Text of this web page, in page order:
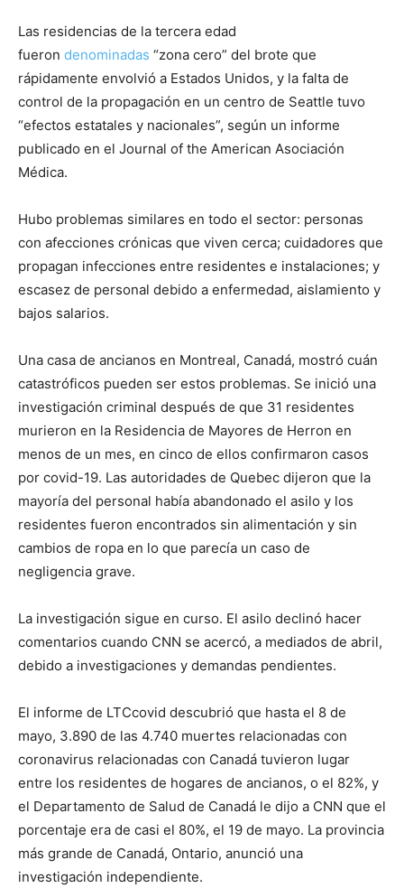
Las residencias de la tercera edad
fueron denominadas “zona cero” del brote que
rápidamente envolvió a Estados Unidos, y la falta de
control de la propagación en un centro de Seattle tuvo
“efectos estatales y nacionales”, según un informe
publicado en el Journal of the American Asociación
Médica.
Hubo problemas similares en todo el sector: personas
con afecciones crónicas que viven cerca; cuidadores que
propagan infecciones entre residentes e instalaciones; y
escasez de personal debido a enfermedad, aislamiento y
bajos salarios.
Una casa de ancianos en Montreal, Canadá, mostró cuán
catastróficos pueden ser estos problemas. Se inició una
investigación criminal después de que 31 residentes
murieron en la Residencia de Mayores de Herron en
menos de un mes, en cinco de ellos confirmaron casos
por covid-19. Las autoridades de Quebec dijeron que la
mayoría del personal había abandonado el asilo y los
residentes fueron encontrados sin alimentación y sin
cambios de ropa en lo que parecía un caso de
negligencia grave.
La investigación sigue en curso. El asilo declinó hacer
comentarios cuando CNN se acercó, a mediados de abril,
debido a investigaciones y demandas pendientes.
El informe de LTCcovid descubrió que hasta el 8 de
mayo, 3.890 de las 4.740 muertes relacionadas con
coronavirus relacionadas con Canadá tuvieron lugar
entre los residentes de hogares de ancianos, o el 82%, y
el Departamento de Salud de Canadá le dijo a CNN que el
porcentaje era de casi el 80%, el 19 de mayo. La provincia
más grande de Canadá, Ontario, anunció una
investigación independiente.